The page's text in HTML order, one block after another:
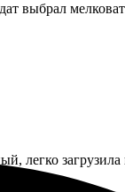
выбрал
легко